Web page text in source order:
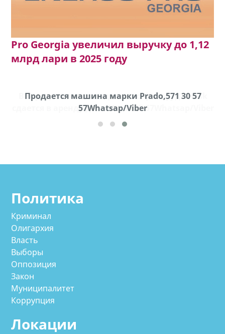
Pro Georgia увеличил выручку до 1,12
млрд лари в 2025 году
Продается машина марки Prado,571 30 57
57Whatsap/Viber
Политика
Криминал
Олигархия
Власть
Выборы
Оппозиция
Закон
Муниципалитет
Коррупция
Локации